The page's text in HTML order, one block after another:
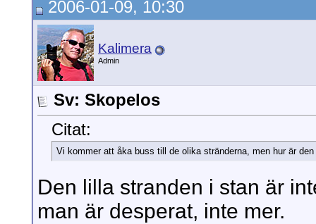
2006-01-09, 10:30
Kalimera
Admin
Sv: Skopelos
Citat:
Vi kommer att åka buss till de olika stränderna, men hur är
Den lilla stranden i stan är
man är desperat, inte mer.